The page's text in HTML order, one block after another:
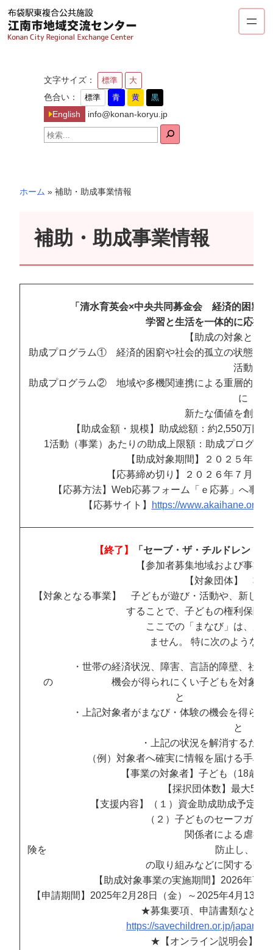
内
容
を
文字サイズ： 標準 大
色合い： 標準 青 黄 黒
English info@konan-koryu.jp
検
索
ホーム » 補助・助成事業情報
補助・助成事業情報
「清水育英会×中央共同募金会 経済的困窮
学習と生活を一体的に応援
【 助成の対象とな
助成プログラム① 経済的困窮や社会的孤立の状態に
活動
助成プログラム② 地域や多機関連携による重層的な
に
新たな価値を創造
【助成金額・規模】
助成総額：約2,550万円
1活動（事業）あたりの助成上限額：助成プログ
【助成対象期間】
２０２５年１
【応募締め切り】
２０２６年７月９
【応募方法】 Web応募フォーム「ｅ応募」へ事
【応募サイト】
https://www.akaihane.or.jp/
【終了】
「セーブ・ザ・チルドレン
【参加者募集地域および事業
【対象団体】 非
【対象となる事業】 子どもが遊び・活動や、新しい
することで、子どもの権利保障が期
ここでの「まなび」は、広い意味で使
ません。 特に次のような点
・世帯の経済状況、障害、言語的障壁、社会的
の 機会が得られにくい子どもを対象として
・上記対象者がまなび・体験の機会を得られに
と
・上記の状況を解消するため
（例）対象者へ確実に情報を届ける手段
【事業の対象者】子ども（18歳
【採択団体数】最大5団
【支援内容】（１）資金助成助成予定
（２）子どものセーフガー
関係者による虐待や搾取など、子
険を 防止し、子どもにとって安
の取り組みなどに関する研
【助成対象事業の実施期間】2026年7
【申請期間】2025年2月28日（金）～2025年4月13日
★募集要項、申請書類などの
https://savechildren.or.jp/japan/
★【オンライン説明会】※